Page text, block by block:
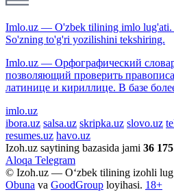
Imlo.uz — O'zbek tilining imlo lug'ati.
So'zning to'g'ri yozilishini tekshiring.
Imlo.uz — Орфографический
позволяющий проверить
латинице и кириллице. В базе
imlo.uz
ibora.uz salsa.uz skripka.uz slovo.uz
resumes.uz havo.uz
Izoh.uz saytining bazasida jami 36 175
Aloqa Telegram
© Izoh.uz — O‘zbek tilining izohli
Obuna va GoodGroup loyihasi. 18+